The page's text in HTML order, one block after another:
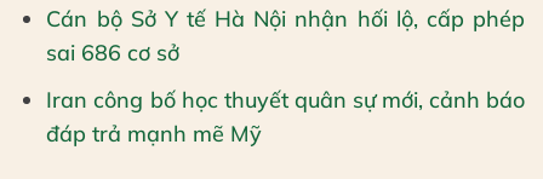
Cán bộ Sở Y tế Hà Nội nhận hối lộ, cấp phép
sai 686 cơ sở
Iran công bố học thuyết quân sự mới, cảnh báo
đáp trả mạnh mẽ Mỹ